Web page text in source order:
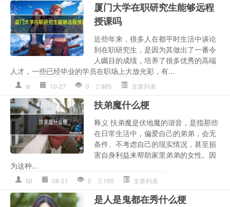
厦门大学在职研究生能够远程
授课吗
近些年来，很多人在都平时生活中谈论
到在职研究生，是因为其做出了一番令
人瞩目的成绩，培养了很多优秀的高端
人才，一些已经毕业的学员在职场上大放光彩，有...
sl 10-27 0 985 文章列表
扶弟魔什么梗
释义 扶弟魔是伏地魔的谐音，是指那些
在日常生活中，偏爱自己的弟弟，会无
条件、不考虑自己的现实情况，甚至损
害自身利益来帮助家里弟弟的女性。因
为这种...
fdl 08-21 0 165 文章列表
是人是鬼都在秀什么梗